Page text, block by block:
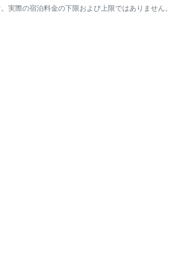
実際の宿泊料金の下限および上限ではありません。